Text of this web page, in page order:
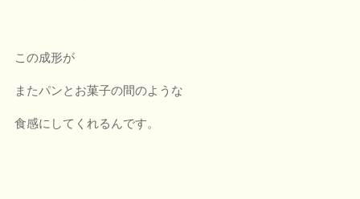
この成形が
またパンとお菓子の間のような
食感にしてくれるんです。